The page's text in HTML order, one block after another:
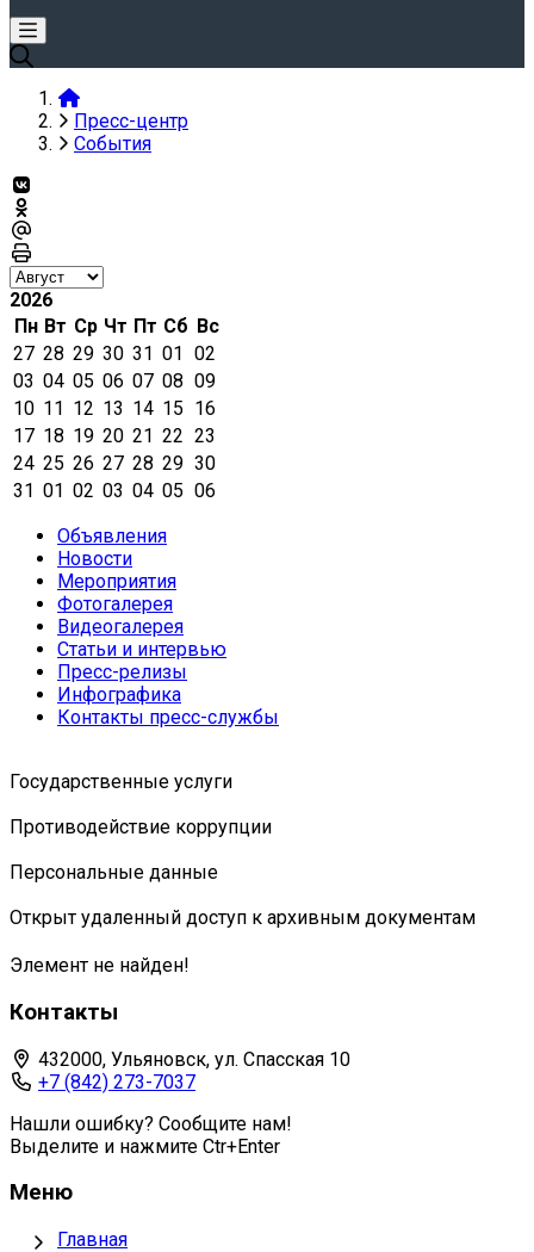
Пресс-центр
События
2026
Пн Вт Ср Чт Пт Сб Вс
27 28 29 30 31 01 02
03 04 05 06 07 08 09
10 11 12 13 14 15 16
17 18 19 20 21 22 23
24 25 26 27 28 29 30
31 01 02 03 04 05 06
Объявления
Новости
Мероприятия
Фотогалерея
Видеогалерея
Статьи и интервью
Пресс-релизы
Инфографика
Контакты пресс-службы
Государственные услуги
Противодействие коррупции
Персональные данные
Открыт удаленный доступ к архивным документам
Элемент не найден!
Контакты
432000, Ульяновск, ул. Спасская 10
+7 (842) 273-7037
Нашли ошибку? Сообщите нам!
Выделите и нажмите Ctr+Enter
Меню
Главная